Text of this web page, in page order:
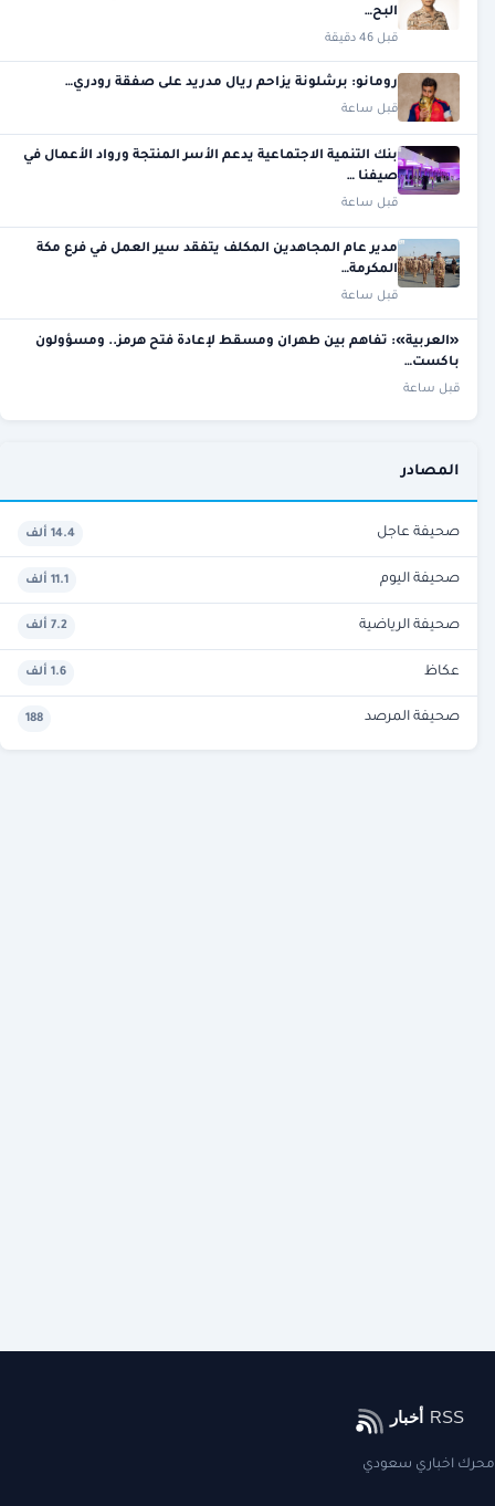
البح…
قبل 46 دقيقة
رومانو: برشلونة يزاحم ريال مدريد على صفقة رودري…
قبل ساعة
بنك التنمية الاجتماعية يدعم الأسر المنتجة ورواد الأعمال في
صيفنا …
قبل ساعة
مدير عام المجاهدين المكلف يتفقد سير العمل في فرع مكة
المكرمة…
قبل ساعة
«العربية»: تفاهم بين طهران ومسقط لإعادة فتح هرمز.. ومسؤولون
باكست…
قبل ساعة
المصادر
صحيفة عاجل 14.4 ألف
صحيفة اليوم 11.1 ألف
صحيفة الرياضية 7.2 ألف
عكاظ 1.6 ألف
صحيفة المرصد 188
محرك اخباري سعودي